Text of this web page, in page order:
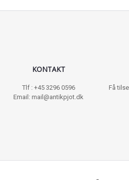
KONTAKT
Tlf : +45 3296 0596
Email: mail@antikpjot.dk
Få